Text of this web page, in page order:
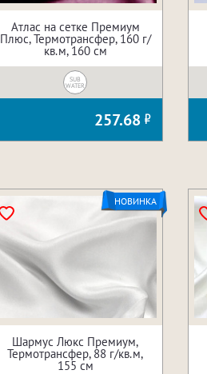
Атлас на сетке Премиум
Плюс, Термотрансфер, 160 г/
кв.м, 160 см
SUB
WATER
257.68
НОВИНКА
Шармус Люкс Премиум,
Термотрансфер, 88 г/кв.м,
155 см